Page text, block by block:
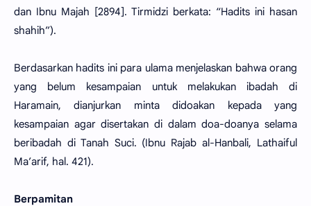
dan Ibnu Majah [2894]. Tirmidzi berkata: “Hadits ini hasan
shahih”).
Berdasarkan hadits ini para ulama menjelaskan bahwa orang
yang belum kesampaian untuk melakukan ibadah di
Haramain, dianjurkan minta didoakan kepada yang
kesampaian agar disertakan di dalam doa-doanya selama
beribadah di Tanah Suci. (Ibnu Rajab al-Hanbali, Lathaiful
Ma’arif, hal. 421).
Berpamitan